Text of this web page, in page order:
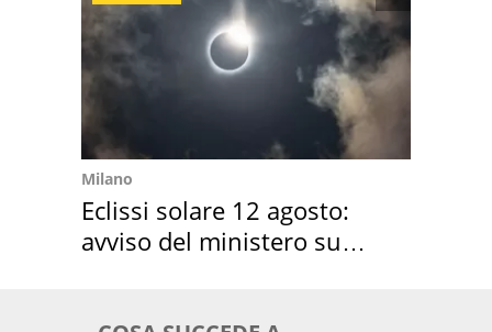
Milano
Eclissi solare 12 agosto:
avviso del ministero su